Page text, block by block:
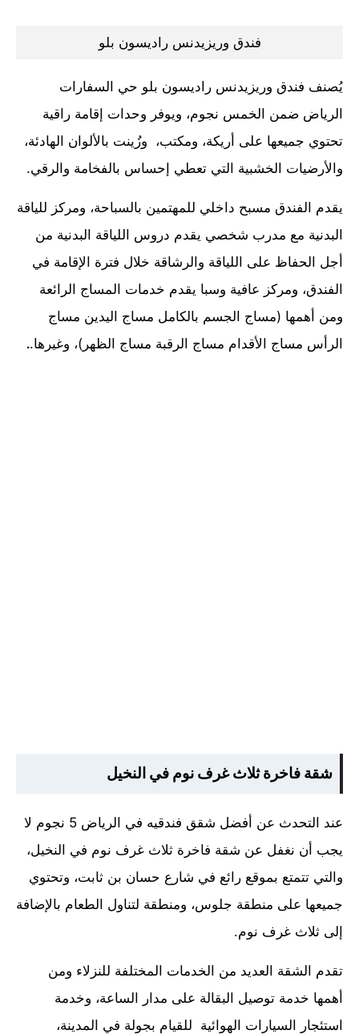
فندق وريزيدنس راديسون بلو
يُصنف فندق وريزيدنس راديسون بلو حي السفارات
الرياض ضمن الخمس نجوم، ويوفر وحدات إقامة راقية
تحتوي جميعها على أريكة، ومكتب، وزُينت بالألوان الهادئة،
والأرضيات الخشبية التي تعطي إحساس بالفخامة والرقي.
يقدم الفندق مسبح داخلي للمهتمين بالسباحة، ومركز للياقة
البدنية مع مدرب شخصي يقدم دروس اللياقة البدنية من
أجل الحفاظ على اللياقة والرشاقة خلال فترة الإقامة في
الفندق، ومركز عافية وسبا يقدم خدمات المساج الرائعة
ومن أهمها (مساج الجسم بالكامل مساج اليدين مساج
الرأس مساج الأقدام مساج الرقبة مساج الظهر)، وغيرها..
شقة فاخرة ثلاث غرف نوم في النخيل
عند التحدث عن أفضل شقق فندقيه في الرياض 5 نجوم لا
يجب أن نغفل عن شقة فاخرة ثلاث غرف نوم في النخيل،
والتي تتمتع بموقع رائع في شارع حسان بن ثابت، وتحتوي
جميعها على منطقة جلوس، ومنطقة لتناول الطعام بالإضافة
إلى ثلاث غرف نوم.
تقدم الشقة العديد من الخدمات المختلفة للنزلاء ومن
أهمها خدمة توصيل البقالة على مدار الساعة، وخدمة
استئجار السيارات الهوائية للقيام بجولة في المدينة،